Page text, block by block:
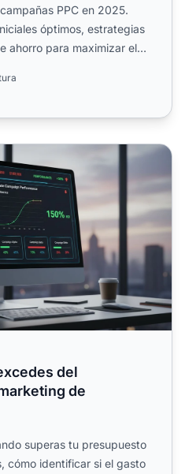
PPC en 2025.
óptimos, estrategias
ahorro para maximizar el
presupuesto en el
del
de
superas tu presupuesto
cómo identificar si el gasto